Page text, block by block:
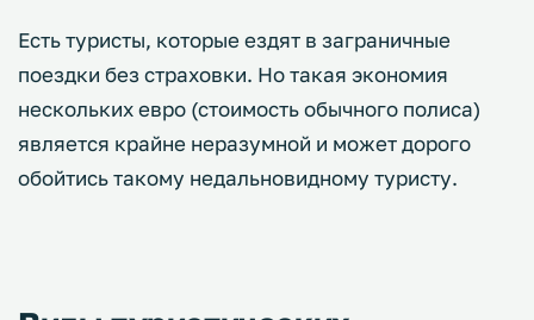
Есть туристы, которые ездят в заграничные
поездки без страховки. Но такая экономия
нескольких евро (стоимость обычного полиса)
является крайне неразумной и может дорого
обойтись такому недальновидному туристу.